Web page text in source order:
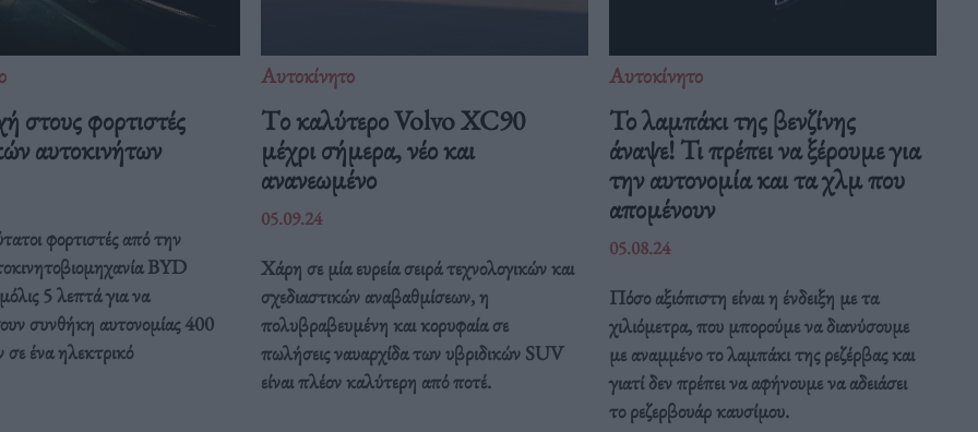
στους φορτιστές
αυτοκινήτων
φορτιστές από την
BYD
5 λεπτά για να
συνθήκη αυτονομίας 400
σε ένα ηλεκτρικό
Αυτοκίνητο
Tο καλύτερο Volvo XC90
μέχρι σήμερα, νέο και
ανανεωμένο
05.09.24
Χάρη σε μία ευρεία σειρά τεχνολογικών και
σχεδιαστικών αναβαθμίσεων, η
πολυβραβευμένη και κορυφαία σε
πωλήσεις ναυαρχίδα των υβριδικών SUV
είναι πλέον καλύτερη από ποτέ.
Αυτοκίνητο
Το λαμπάκι της βενζίνης
άναψε! Τι πρέπει να ξέρουμε για
την αυτονομία και τα χλμ που
απομένουν
05.08.24
Πόσο αξιόπιστη είναι η ένδειξη με τα
χιλιόμετρα, που μπορούμε να διανύσουμε
με αναμμένο το λαμπάκι της ρεζέρβας και
γιατί δεν πρέπει να αφήνουμε να αδειάσει
το ρεζερβουάρ καυσίμου.